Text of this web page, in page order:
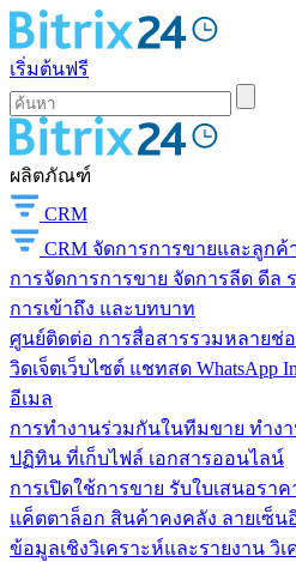
เริ่มต้นฟรี
ผลิตภัณฑ์
CRM
CRM จัดการการขายและลูกค้
การจัดการการขาย จัดการลีด ดีล
การเข้าถึง และบทบาท
ศูนย์ติดต่อ การสื่อสารรวมหลายช่
วิดเจ็ตเว็บไซต์ แชทสด WhatsApp
อีเมล
การทำงานร่วมกันในทีมขาย ทำง
ปฏิทิน ที่เก็บไฟล์ เอกสารออนไลน์
การเปิดใช้การขาย รับใบเสนอรา
แค็ตตาล็อก สินค้าคงคลัง ลายเซ็น
ข้อมูลเชิงวิเคราะห์และรายงาน วิเ